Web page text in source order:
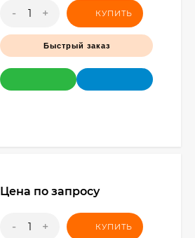
- + КУПИТЬ
Быстрый заказ
Цена по запросу
- + КУПИТЬ